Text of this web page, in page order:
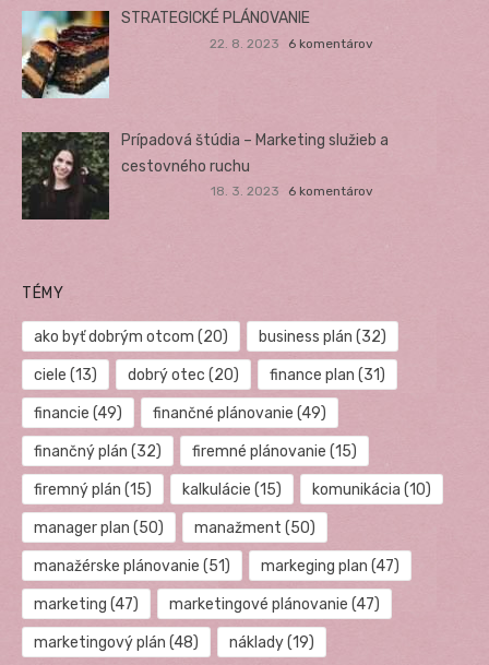
STRATEGICKÉ PLÁNOVANIE
22. 8. 2023 6 komentárov
Prípadová štúdia – Marketing služieb a
cestovného ruchu
18. 3. 2023 6 komentárov
TÉMY
ako byť dobrým otcom (20) business plán (32)
ciele (13) dobrý otec (20) finance plan (31)
financie (49) finančné plánovanie (49)
finančný plán (32) firemné plánovanie (15)
firemný plán (15) kalkulácie (15) komunikácia (10)
manager plan (50) manažment (50)
manažérske plánovanie (51) markeging plan (47)
marketing (47) marketingové plánovanie (47)
marketingový plán (48) náklady(19)